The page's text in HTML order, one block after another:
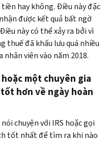
hay không. Điều này đặc
được kết quả bất ngờ
này có thể xảy ra bởi vì
thuế đã khấu lưu quá nhiều
viên vào năm 2018.
một chuyên gia
hơn về ngày hoàn
chuyện với IRS hoặc gọi
tốt nhất để tìm ra khi nào